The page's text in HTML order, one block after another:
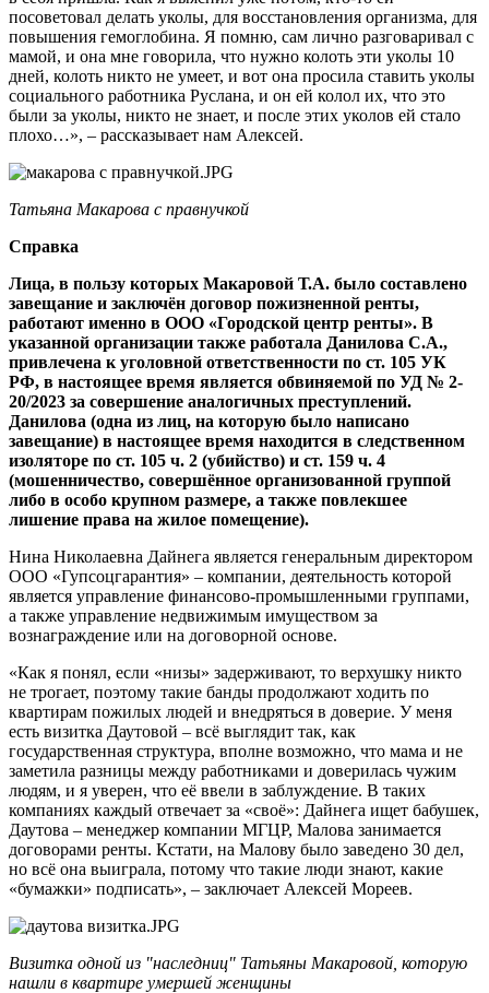
посоветовал делать уколы, для восстановления организма, для
повышения гемоглобина. Я помню, сам лично разговаривал с
мамой, и она мне говорила, что нужно колоть эти уколы 10
дней, колоть никто не умеет, и вот она просила ставить уколы
социального работника Руслана, и он ей колол их, что это
были за уколы, никто не знает, и после этих уколов ей стало
плохо…», – рассказывает нам Алексей.
Татьяна Макарова с правнучкой
Справка
Лица, в пользу которых Макаровой Т.А. было составлено
завещание и заключён договор пожизненной ренты,
работают именно в ООО «Городской центр ренты». В
указанной организации также работала Данилова С.А.,
привлечена к уголовной ответственности по ст. 105 УК
РФ, в настоящее время является обвиняемой по УД № 2-
20/2023 за совершение аналогичных преступлений.
Данилова (одна из лиц, на которую было написано
завещание) в настоящее время находится в следственном
изоляторе по ст. 105 ч. 2 (убийство) и ст. 159 ч. 4
(мошенничество, совершённое организованной группой
либо в особо крупном размере, а также повлекшее
лишение права на жилое помещение).
Нина Николаевна Дайнега является генеральным директором
ООО «Гупсоцгарантия» – компании, деятельность которой
является управление финансово-промышленными группами,
а также управление недвижимым имуществом за
вознаграждение или на договорной основе.
«Как я понял, если «низы» задерживают, то верхушку никто
не трогает, поэтому такие банды продолжают ходить по
квартирам пожилых людей и внедряться в доверие. У меня
есть визитка Даутовой – всё выглядит так, как
государственная структура, вполне возможно, что мама и не
заметила разницы между работниками и доверилась чужим
людям, и я уверен, что её ввели в заблуждение. В таких
компаниях каждый отвечает за «своё»: Дайнега ищет бабушек,
Даутова – менеджер компании МГЦР, Малова занимается
договорами ренты. Кстати, на Малову было заведено 30 дел,
но всё она выиграла, потому что такие люди знают, какие
«бумажки» подписать», – заключает Алексей Мореев.
Визитка одной из "наследниц" Татьяны Макаровой, которую
нашли в квартире умершей женщины